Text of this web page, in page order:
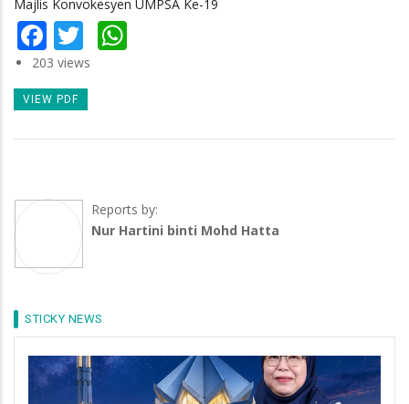
Majlis Konvokesyen UMPSA Ke-19
Facebook
Twitter
203 views
VIEW PDF
Reports by:
Nur Hartini binti Mohd Hatta
STICKY NEWS